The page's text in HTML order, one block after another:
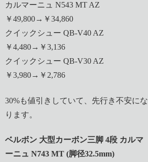
カルマーニュ N543 MT AZ
￥49,800→￥34,860
クイックシュー QB-V40 AZ
￥4,480→￥3,136
クイックシュー QB-V30 AZ
￥3,980→￥2,786
30%も値引きしていて、先行き不安にな
ります。
ベルボン 大型カーボン三脚 4段 カルマ
ーニュ N743 MT (脚径32.5mm)